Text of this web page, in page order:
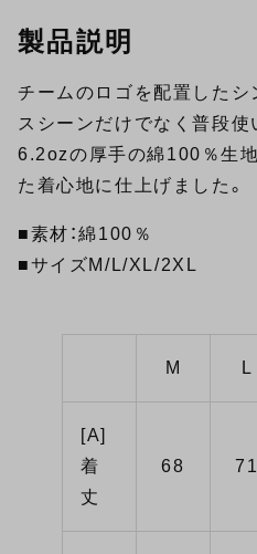
製品説明
チームのロゴを配置したシ
スシーンだけでなく普段使
6.2ozの厚手の綿100％生
た着心地に仕上げました。
■素材：綿100％
■サイズM/L/XL/2XL
M L
[A]
着
丈
68 71